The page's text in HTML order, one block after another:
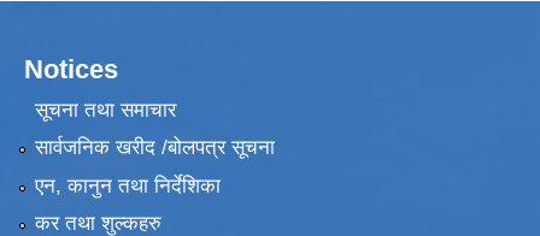
Notices
सूचना तथा समाचार
सार्वजनिक खरीद /बोलपत्र सूचना
एन, कानुन तथा निर्देशिका
कर तथा शुल्कहरु